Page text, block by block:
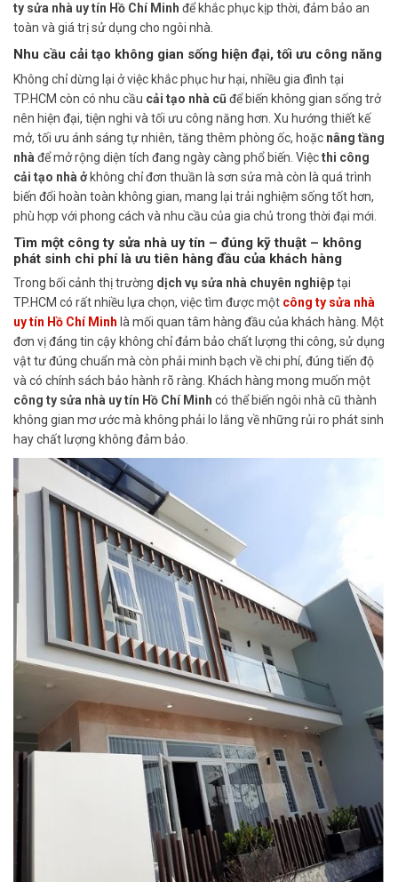
ty sửa nhà uy tín Hồ Chí Minh để khắc phục kịp thời, đảm bảo an
toàn và giá trị sử dụng cho ngôi nhà.
Nhu cầu cải tạo không gian sống hiện đại, tối ưu công năng
Không chỉ dừng lại ở việc khắc phục hư hại, nhiều gia đình tại
TP.HCM còn có nhu cầu cải tạo nhà cũ để biến không gian sống trở
nên hiện đại, tiện nghi và tối ưu công năng hơn. Xu hướng thiết kế
mở, tối ưu ánh sáng tự nhiên, tăng thêm phòng ốc, hoặc nâng tầng
nhà để mở rộng diện tích đang ngày càng phổ biến. Việcthi công
cải tạo nhà ởkhông chỉ đơn thuần là sơn sửa mà còn là quá trình
biến đổi hoàn toàn không gian, mang lại trải nghiệm sống tốt hơn,
phù hợp với phong cách và nhu cầu của gia chủ trong thời đại mới.
Tìm một công ty sửa nhà uy tín – đúng kỹ thuật – không
phát sinh chi phí là ưu tiên hàng đầu của khách hàng
Trong bối cảnh thị trường dịch vụ sửa nhà chuyên nghiệptại
TP.HCM có rất nhiều lựa chọn, việc tìm được một công ty sửa nhà
uy tín Hồ Chí Minh là mối quan tâm hàng đầu của khách hàng. Một
đơn vị đáng tin cậy không chỉ đảm bảo chất lượng thi công, sử dụng
vật tư đúng chuẩn mà còn phải minh bạch về chi phí, đúng tiến độ
và có chính sách bảo hành rõ ràng. Khách hàng mong muốn một
công ty sửa nhà uy tín Hồ Chí Minh có thể biến ngôi nhà cũ thành
không gian mơ ước mà không phải lo lắng về những rủi ro phát sinh
hay chất lượng không đảm bảo.